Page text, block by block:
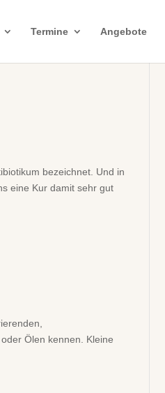
Termine Angebote
bezeichnet. Und in
eine Kur damit sehr gut
Ölen kennen. Kleine